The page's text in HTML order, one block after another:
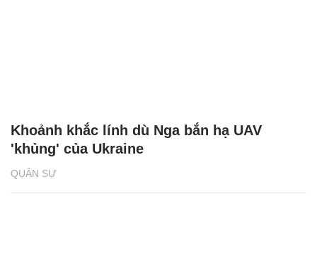
QUÂN SỰ
Khoảnh khắc lính dù Nga bắn hạ UAV
'khủng' của Ukraine